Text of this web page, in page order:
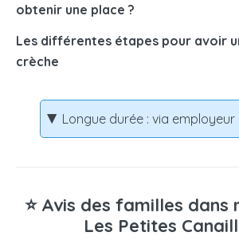
obtenir une place ?
Les différentes étapes pour avoir
crèche
Longue durée : via employeur
⭐ Avis des familles dans
Les Petites